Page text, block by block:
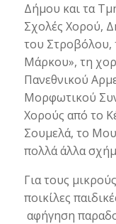
Δήμου και τα
Σχολές Χορού,
του Στροβόλου,
Μάρκου», τη
Πανεθνικού
Μορφωτικού
Χορούς από το
Σουμελά, το
πολλά άλλα
Για τους
ποικίλες
αφήγηση